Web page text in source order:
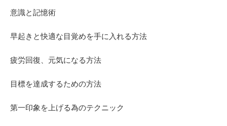
意識と記憶術
早起きと快適な目覚めを手に入れる方法
疲労回復、元気になる方法
目標を達成するための方法
第一印象を上げる為のテクニック